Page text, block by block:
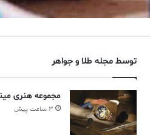
توسط مجله طلا و جواهر
مجموعه هنری
3 ساعت پیش